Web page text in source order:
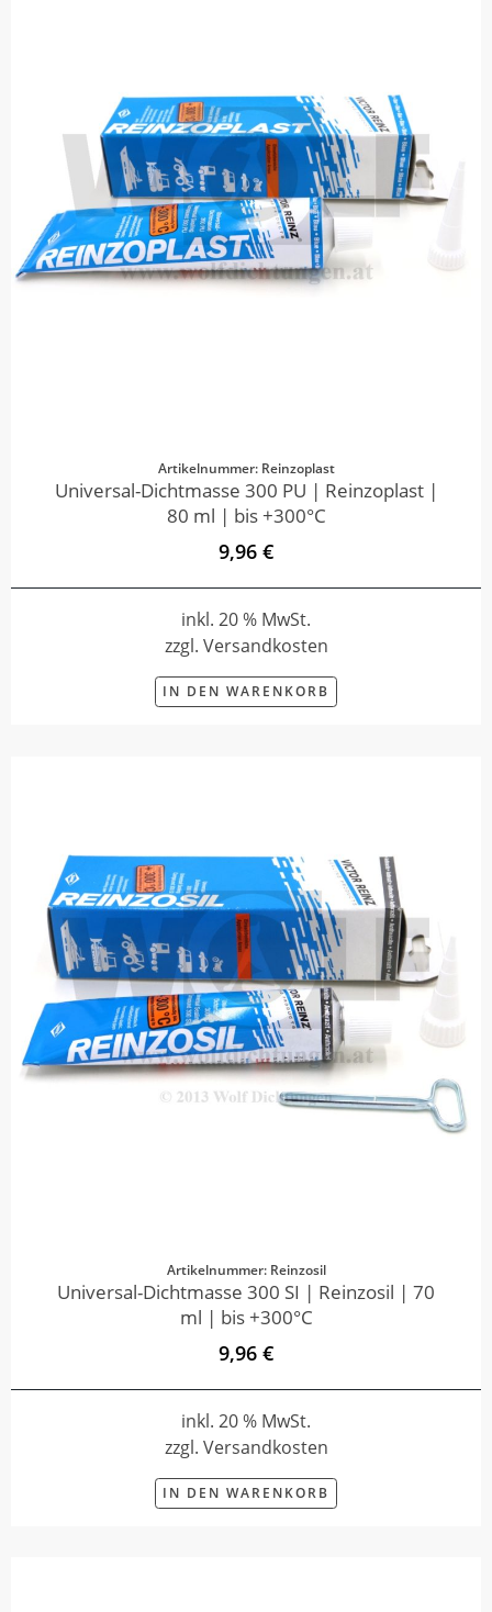
Artikelnummer: Reinzoplast
Universal-Dichtmasse 300 PU | Reinzoplast |
80 ml | bis +300°C
9,96 €
inkl. 20 % MwSt.
zzgl. Versandkosten
IN DEN WARENKORB
Artikelnummer: Reinzosil
Universal-Dichtmasse 300 SI | Reinzosil | 70
ml | bis +300°C
9,96 €
inkl. 20 % MwSt.
zzgl. Versandkosten
IN DEN WARENKORB